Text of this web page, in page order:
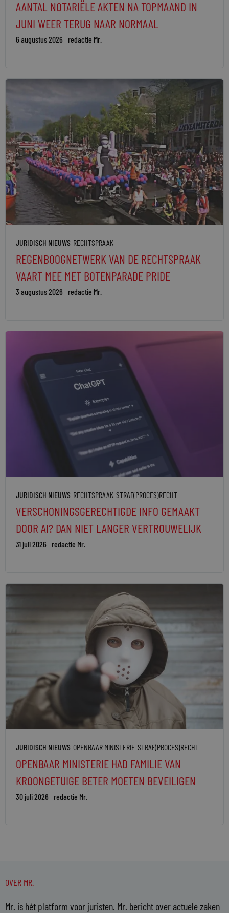
AANTAL NOTARIËLE AKTEN NA TOPMAAND IN
JUNI WEER TERUG NAAR NORMAAL
6 augustus 2026 redactie Mr.
JURIDISCH NIEUWS RECHTSPRAAK
REGENBOOGNETWERK VAN DE RECHTSPRAAK
VAART MEE MET BOTENPARADE PRIDE
3 augustus 2026 redactie Mr.
JURIDISCH NIEUWS RECHTSPRAAK STRAF(PROCES)RECHT
VERSCHONINGSGERECHTIGDE INFO GEMAAKT
DOOR AI? DAN NIET LANGER VERTROUWELIJK
31 juli 2026 redactie Mr.
JURIDISCH NIEUWS OPENBAAR MINISTERIE STRAF(PROCES)RECHT
OPENBAAR MINISTERIE HAD FAMILIE VAN
KROONGETUIGE BETER MOETEN BEVEILIGEN
30 juli 2026 redactie Mr.
OVER MR.
Mr. is hét platform voor juristen. Mr. bericht over actuele zaken